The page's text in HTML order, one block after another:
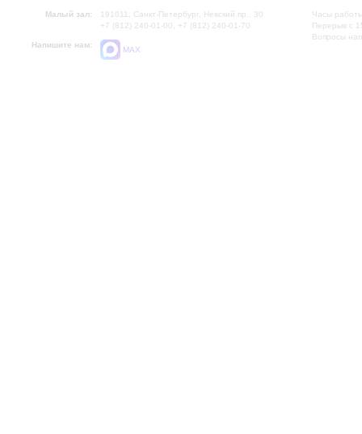
Малый зал:
191011, Санкт-Петербург, Невский пр., 30
+7 (812) 240-01-00, +7 (812) 240-01-70
Напишите нам:
MAX
Часы
Перерыв с
Вопросы